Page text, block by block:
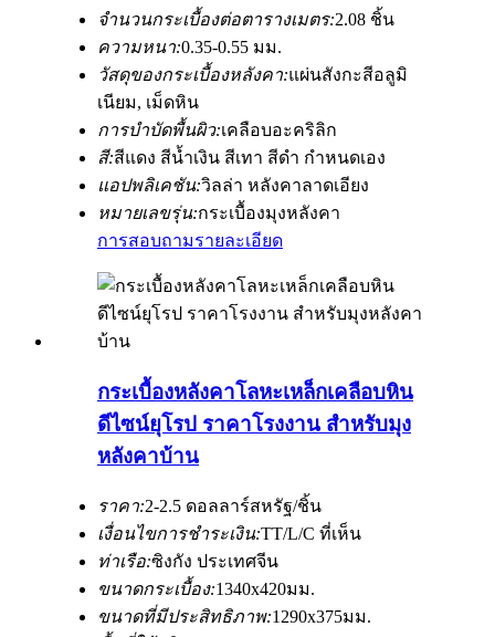
จำนวนกระเบื้องต่อตารางเมตร:2.08 ชิ้น
ความหนา:0.35-0.55 มม.
วัสดุของกระเบื้องหลังคา:แผ่นสังกะสีอลูมิ
เนียม, เม็ดหิน
การบำบัดพื้นผิว:เคลือบอะคริลิก
สี:สีแดง สีน้ำเงิน สีเทา สีดำ กำหนดเอง
แอปพลิเคชัน:วิลล่า หลังคาลาดเอียง
หมายเลขรุ่น:กระเบื้องมุงหลังคา
การสอบถามรายละเอียด
กระเบื้องหลังคาโลหะเหล็กเคลือบหิน
ดีไซน์ยุโรป ราคาโรงงาน สำหรับมุง
หลังคาบ้าน
ราคา:2-2.5 ดอลลาร์สหรัฐ/ชิ้น
เงื่อนไขการชำระเงิน:TT/L/C ที่เห็น
ท่าเรือ:ซิงกัง ประเทศจีน
ขนาดกระเบื้อง:1340x420มม.
ขนาดที่มีประสิทธิภาพ:1290x375มม.